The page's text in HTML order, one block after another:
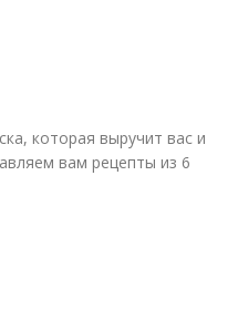
которая выручит вас и
вам рецепты из 6